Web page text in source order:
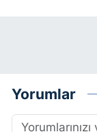
Yorumlar